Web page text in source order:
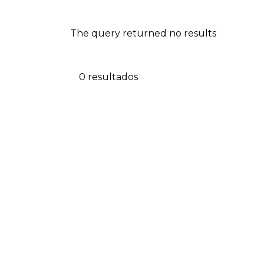
The query returned no results
0 resultados